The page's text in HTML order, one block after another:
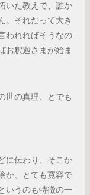
いた教えで、誰か
。それだって大き
われればそうなの
お釈迦さまが始ま
世の真理、とでも
に伝わり、そこか
か、とても寛容で
いうのも特徴の一